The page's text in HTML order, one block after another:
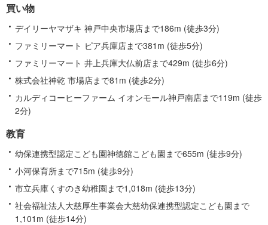
す
る
情
報
買い物
デイリーヤマザキ 神戸中央市場店まで186m (徒歩3分)
ファミリーマート ピア兵庫店まで381m (徒歩5分)
ファミリーマート 井上兵庫大仏前店まで429m (徒歩6分)
株式会社神乾 市場店まで81m (徒歩2分)
カルディコーヒーファーム イオンモール神戸南店まで119m (徒歩
2分)
教育
幼保連携型認定こども園神徳館こども園まで655m (徒歩9分)
小河保育所まで715m (徒歩9分)
市立兵庫くすのき幼稚園まで1,018m (徒歩13分)
社会福祉法人大慈厚生事業会大慈幼保連携型認定こども園まで
1,101m (徒歩14分)